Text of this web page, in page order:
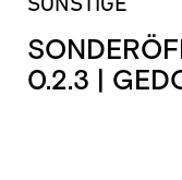
SONSTIGE
0.2.3 |